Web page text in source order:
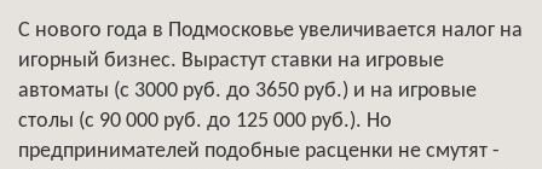
С нового года в Подмосковье увеличивается налог на
игорный бизнес. Вырастут ставки на игровые
автоматы (с 3000 руб. до 3650 руб.) и на игровые
столы (с 90 000 руб. до 125 000 руб.). Но
предпринимателей подобные расценки не смутят -